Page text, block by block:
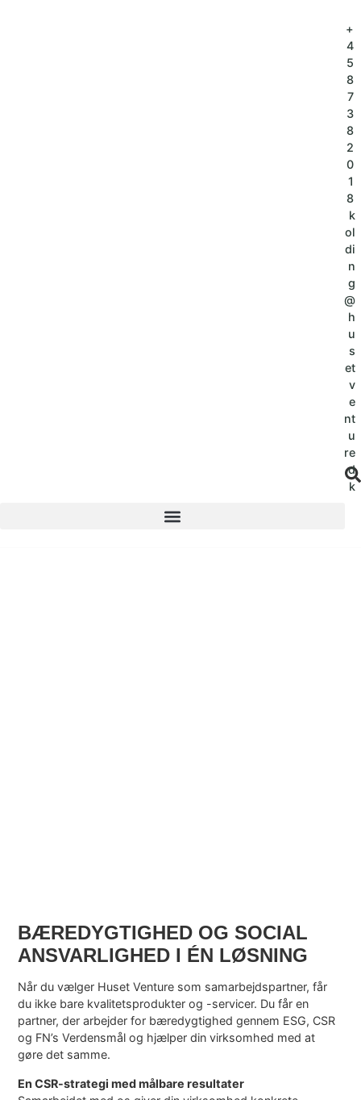
+
4
5
8
7
3
8
2
0
1
8
k
ol
di
n
g
@
h
u
s
et
v
e
nt
u
re
.d
k
BÆREDYGTIGHED OG SOCIAL
ANSVARLIGHED I ÉN LØSNING
Når du vælger Huset Venture som samarbejdspartner, får
du ikke bare kvalitetsprodukter og -servicer. Du får en
partner, der arbejder for bæredygtighed gennem ESG, CSR
og FN’s Verdensmål og hjælper din virksomhed med at
gøre det samme.
En CSR-strategi med målbare resultater